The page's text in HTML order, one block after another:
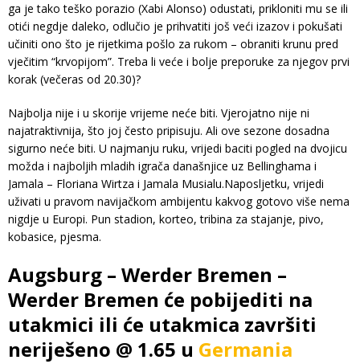
ga je tako teško porazio (Xabi Alonso) odustati, prikloniti mu se ili
otići negdje daleko, odlučio je prihvatiti još veći izazov i pokušati
učiniti ono što je rijetkima pošlo za rukom – obraniti krunu pred
vječitim “krvopijom”. Treba li veće i bolje preporuke za njegov prvi
korak (večeras od 20.30)?
Najbolja nije i u skorije vrijeme neće biti. Vjerojatno nije ni
najatraktivnija, što joj često pripisuju. Ali ove sezone dosadna
sigurno neće biti. U najmanju ruku, vrijedi baciti pogled na dvojicu
možda i najboljih mladih igrača današnjice uz Bellinghama i
Jamala – Floriana Wirtza i Jamala Musialu.Naposljetku, vrijedi
uživati u pravom navijačkom ambijentu kakvog gotovo više nema
nigdje u Europi. Pun stadion, korteo, tribina za stajanje, pivo,
kobasice, pjesma.
Augsburg – Werder Bremen –
Werder Bremen će pobijediti na
utakmici ili će utakmica završiti
neriješeno @ 1.65 u Germania